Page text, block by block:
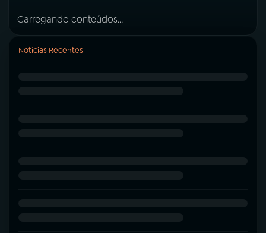
Carregando conteúdos...
Notícias Recentes